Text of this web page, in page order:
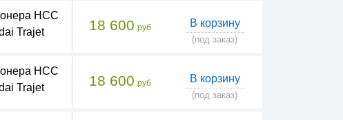
HCC
Trajet
18 600 руб В корзину
(под заказ)
HCC
Trajet
18 600 руб В корзину
(под заказ)